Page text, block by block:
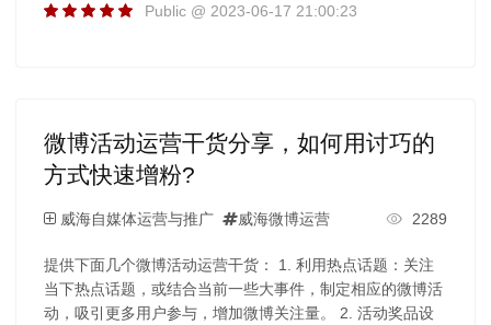
Public @ 2023-06-17 21:00:23
微博活动运营干货分享，如何用讨巧的
方式快速增粉?
威海自媒体运营与推广 威海微博运营 2289
提供下面几个微博活动运营干货： 1. 利用热点话题：关注
当下热点话题，或结合当前一些大事件，制定相应的微博活
动，吸引更多用户参与，增加微博关注量。 2. 活动奖品设